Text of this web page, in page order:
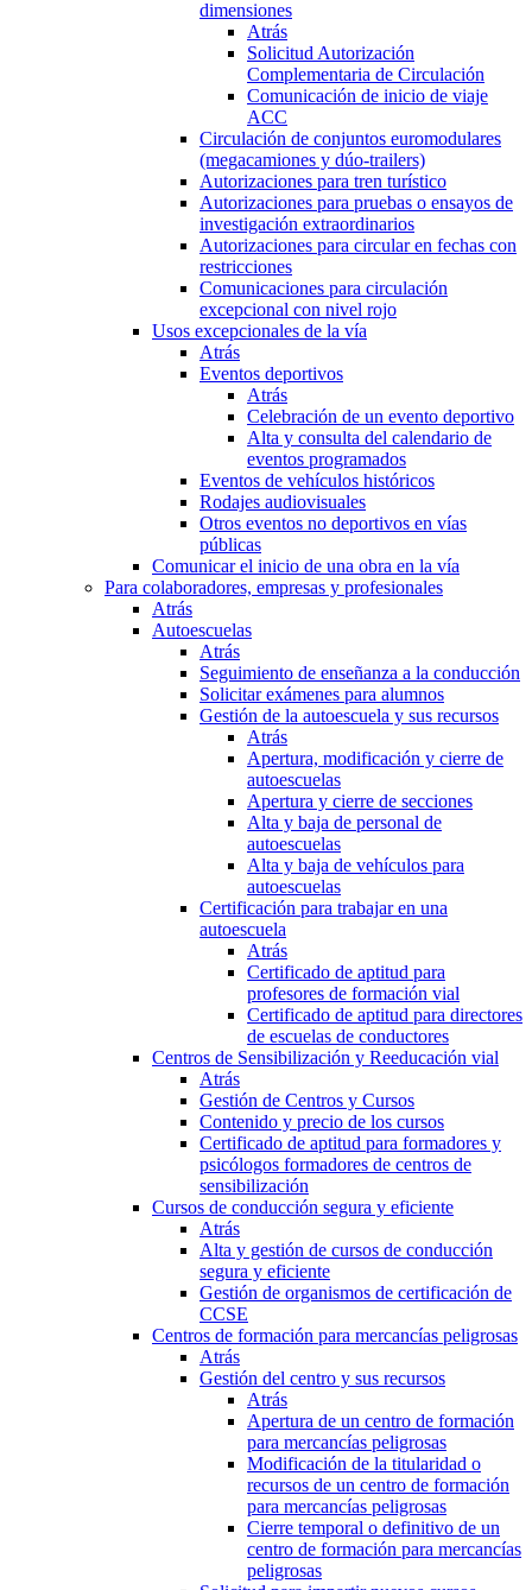
dimensiones
Atrás
Solicitud Autorización
Complementaria de Circulación
Comunicación de inicio de viaje
ACC
Circulación de conjuntos euromodulares
(megacamiones y dúo-trailers)
Autorizaciones para tren turístico
Autorizaciones para pruebas o ensayos de
investigación extraordinarios
Autorizaciones para circular en fechas con
restricciones
Comunicaciones para circulación
excepcional con nivel rojo
Usos excepcionales de la vía
Atrás
Eventos deportivos
Atrás
Celebración de un evento deportivo
Alta y consulta del calendario de
eventos programados
Eventos de vehículos históricos
Rodajes audiovisuales
Otros eventos no deportivos en vías
públicas
Comunicar el inicio de una obra en la vía
Para colaboradores, empresas y profesionales
Atrás
Autoescuelas
Atrás
Seguimiento de enseñanza a la conducción
Solicitar exámenes para alumnos
Gestión de la autoescuela y sus recursos
Atrás
Apertura, modificación y cierre de
autoescuelas
Apertura y cierre de secciones
Alta y baja de personal de
autoescuelas
Alta y baja de vehículos para
autoescuelas
Certificación para trabajar en una
autoescuela
Atrás
Certificado de aptitud para
profesores de formación vial
Certificado de aptitud para directores
de escuelas de conductores
Centros de Sensibilización y Reeducación vial
Atrás
Gestión de Centros y Cursos
Contenido y precio de los cursos
Certificado de aptitud para formadores y
psicólogos formadores de centros de
sensibilización
Cursos de conducción segura y eficiente
Atrás
Alta y gestión de cursos de conducción
segura y eficiente
Gestión de organismos de certificación de
CCSE
Centros de formación para mercancías peligrosas
Atrás
Gestión del centro y sus recursos
Atrás
Apertura de un centro de formación
para mercancías peligrosas
Modificación de la titularidad o
recursos de un centro de formación
para mercancías peligrosas
Cierre temporal o definitivo de un
centro de formación para mercancías
peligrosas